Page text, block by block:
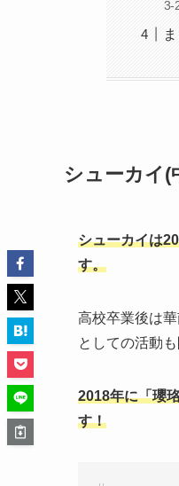
シューカイ(
シューカイは
す。
高校卒業後は
としての活動も
2018年に「瓔
す！